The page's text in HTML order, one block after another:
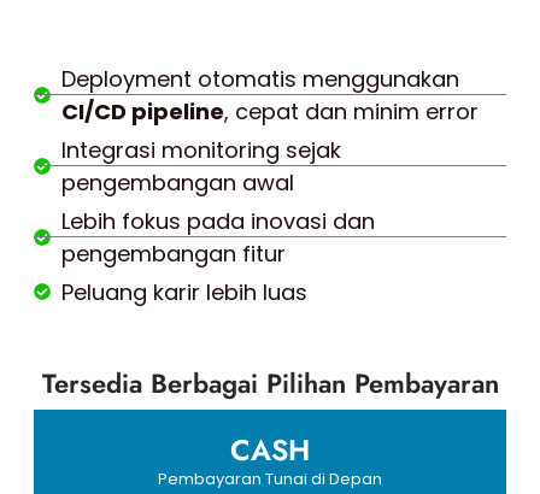
Deployment otomatis menggunakan
CI/CD pipeline, cepat dan minim error
Integrasi monitoring sejak
pengembangan awal
Lebih fokus pada inovasi dan
pengembangan fitur
Peluang karir lebih luas
Tersedia Berbagai Pilihan Pembayaran
CASH
Pembayaran Tunai di Depan